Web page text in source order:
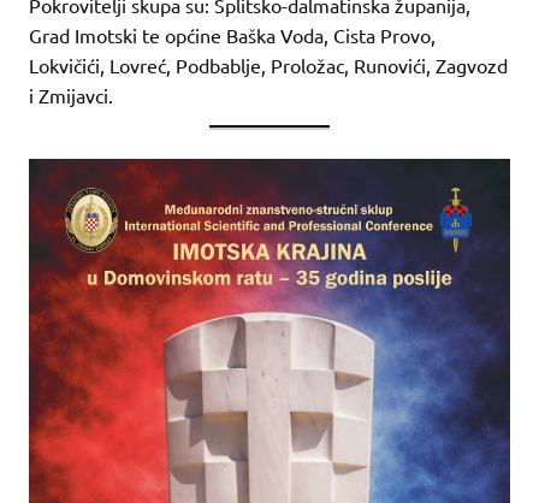
Pokrovitelji skupa su: Splitsko-dalmatinska županija,
Grad Imotski te općine Baška Voda, Cista Provo,
Lokvičići, Lovreć, Podbablje, Proložac, Runovići, Zagvozd
i Zmijavci.